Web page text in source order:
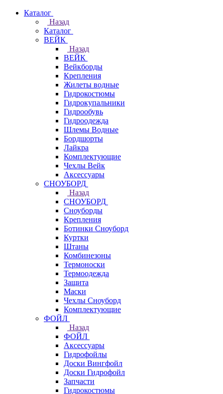
Каталог
Назад
Каталог
ВЕЙК
Назад
ВЕЙК
Вейкборды
Крепления
Жилеты водные
Гидрокостюмы
Гидрокупальники
Гидрообувь
Гидроодежда
Шлемы Водные
Бордшорты
Лайкра
Комплектующие
Чехлы Вейк
Аксессуары
СНОУБОРД
Назад
СНОУБОРД
Сноуборды
Крепления
Ботинки Сноуборд
Куртки
Штаны
Комбинезоны
Термоноски
Термоодежда
Защита
Маски
Чехлы Сноуборд
Комплектующие
ФОЙЛ
Назад
ФОЙЛ
Аксессуары
Гидрофойлы
Доски Вингфойл
Доски Гидрофойл
Запчасти
Гидрокостюмы